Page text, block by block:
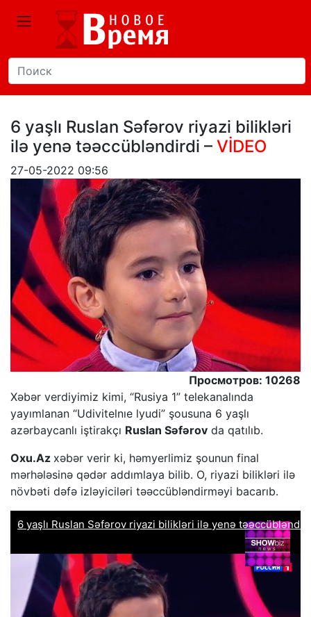
6 yaşlı Ruslan Səfərov riyazi bilikləri
ilə yenə təəccübləndirdi – VİDEO
27-05-2022 09:56
Просмотров: 10268
Xəbər verdiyimiz kimi, “Rusiya 1” telekanalında
yayımlanan “Udivitelnıe lyudi” şousuna 6 yaşlı
azərbaycanlı iştirakçı Ruslan Səfərov da qatılıb.
Oxu.Az xəbər verir ki, həmyerlimiz şounun final
mərhələsinə qədər addımlaya bilib. O, riyazi bilikləri ilə
növbəti dəfə izləyiciləri təəccübləndirməyi bacarıb.